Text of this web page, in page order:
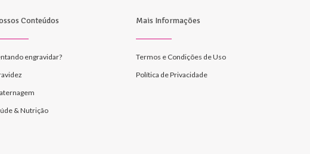
Conteúdos
engravidar?
& Nutrição
Mais Informações
Termos e Condições de Uso
Política de Privacidade